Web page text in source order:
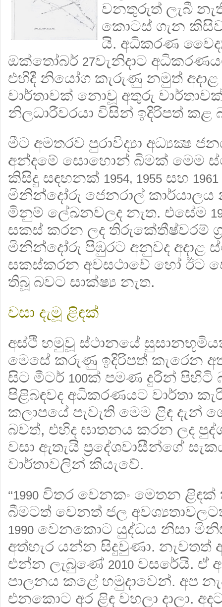
වනතුරුත් ලැබී
කොටස් ගැන
යි. අධිකරණ
ඔක්තෝබර් 27වැනිදාට
එහිදී නියෝග කැරුණු නමුත්
වාර්තාවක් නොවූ අතුරු
නිලධාරීවරයා විසින් ඉදිරිපත් කළ
මීට අමතරව පුරාවිද්‍යා අධ්‍යක්‍ෂ
අන්දමේ සොහොන් බිමක් මෙම
කිසිදු සඳහනක් 1954, 1955 සහ 1961
මිනින්දෝරු ජෙනරාල්
මිනුම් ලේඛනවලද නැත. එසේම
සකස් කරන ලද තිරුකේතීෂ්වරම්
මිනින්දෝරු පිඹුරට අනුවද අදාළ
සකස්කරන අවසථාවේ හෝ ඊට
තිබූ බවට සාක්ෂ්‍ය නැත.
වසා දැමූ ළිඳක්
අස්ථි හමුවූ ස්ථානයේ
මෙසේ කරුණු ඉදිරිපත් කැරෙන
සිට මීටර් 100ක් පමණ දුරින් පිහිටි
පිළිබඳවද අධිකරණයට වාර්තා
කලාපයේ පැවැති මෙම ළිඳ දැන්
බවත්, එහිද ඝාතනය කරන ලද
වසා ඇතැයි ප‍්‍රදේශවාසීන්ගේ
වාර්තාවලින් කියැවේ.
‘‘1990 විතර වෙනකං මෙතන ළිඳක්
බීමටත් වෙනත් ජල
1990 වෙනකොට යුද්ධය නිසා
අත්හැර යන්න සිදුවුණා. නැවතත්
එන්න ලැබුණේ 2010 වසරේයි. ඒ
පාලනය කළේ හමුදාවෙන්. අප
එනකොට අර ළිඳ වහලා දාලා.